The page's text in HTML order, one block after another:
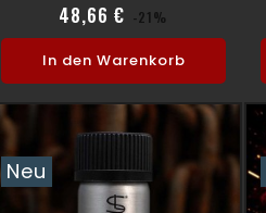
48,66 € Verkaufspreis
-21%
In den Warenkorb
Neu